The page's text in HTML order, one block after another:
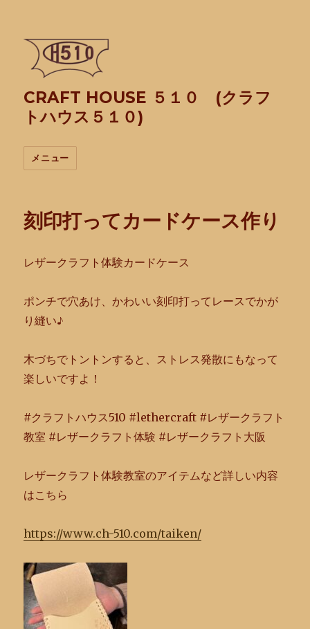
CRAFT HOUSE ５１０ (クラフ
トハウス５１０)
メニュー
刻印打ってカードケース作り
レザークラフト体験カードケース
ポンチで穴あけ、かわいい刻印打ってレースでかが
り縫い♪
木づちでトントンすると、ストレス発散にもなって
楽しいですよ！
#クラフトハウス510 #lethercraft #レザークラフト
教室 #レザークラフト体験 #レザークラフト大阪
レザークラフト体験教室のアイテムなど詳しい内容
はこちら
https://www.ch-510.com/taiken/